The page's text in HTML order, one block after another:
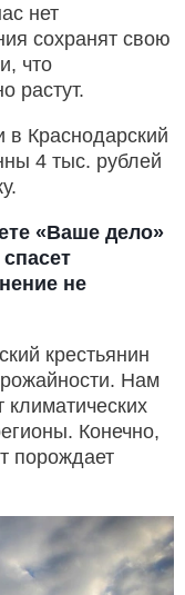
нет
сохранят свою
что
растут.
Краснодарский
4 тыс. рублей
«Ваше дело»
не
крестьянин
Нам
климатических
Конечно,
порождает